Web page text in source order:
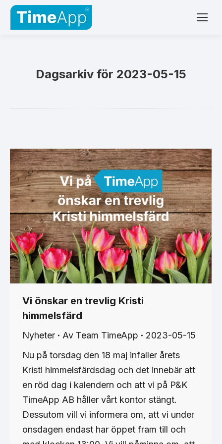
Dagsarkiv för 2023-05-15
Vi önskar en trevlig Kristi
himmelsfärd
Nyheter Av Team TimeApp
2023-05-15
Nu på torsdag den 18 maj infaller årets
Kristi himmelsfärdsdag och det innebär att
en röd dag i kalendern och att vi på P&K
TimeApp AB håller vårt kontor stängt.
Dessutom vill vi informera om, att vi under
onsdagen endast har öppet fram till och